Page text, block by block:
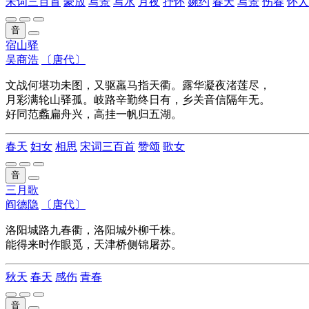
音
宿山驿
吴商浩
〔唐代〕
文战何堪功未图，又驱羸马指天衢。露华凝夜渚莲尽，
月彩满轮山驿孤。岐路辛勤终日有，乡关音信隔年无。
好同范蠡扁舟兴，高挂一帆归五湖。
春天 妇女 相思 宋词三百首 赞颂 歌女
音
三月歌
阎德隐
〔唐代〕
洛阳城路九春衢，洛阳城外柳千株。
能得来时作眼觅，天津桥侧锦屠苏。
秋天 春天 感伤 青春
音